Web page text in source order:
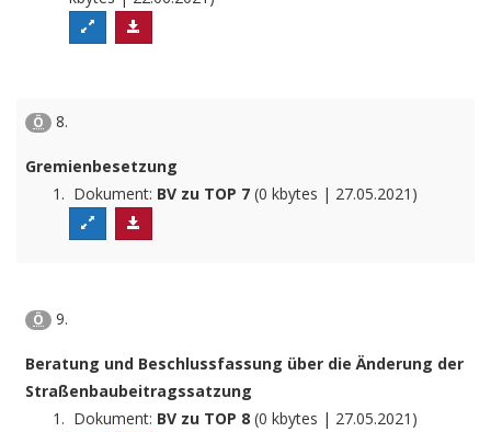
Ö 8.
Gremienbesetzung
Dokument: BV zu TOP 7 (0 kbytes | 27.05.2021)
Ö 9.
Beratung und Beschlussfassung über die Änderung der
Straßenbaubeitragssatzung
Dokument: BV zu TOP 8 (0 kbytes | 27.05.2021)